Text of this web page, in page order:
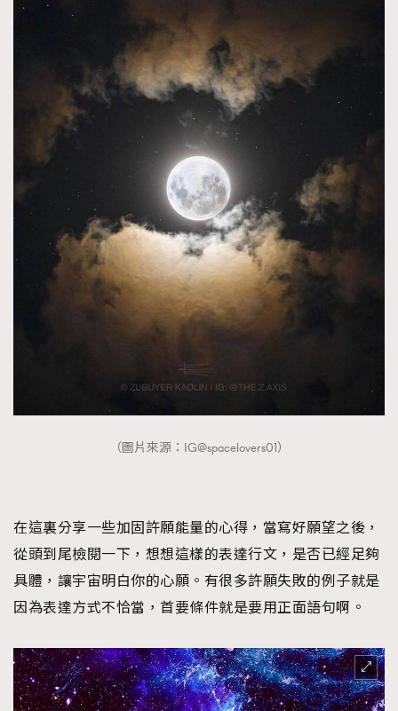
（圖片來源：IG@spacelovers01）
在這裏分享一些加固許願能量的心得，當寫好願望之後，
從頭到尾檢閱一下，想想這樣的表達行文，是否已經足夠
具體，讓宇宙明白你的心願。有很多許願失敗的例子就是
因為表達方式不恰當，首要條件就是要用正面語句啊。